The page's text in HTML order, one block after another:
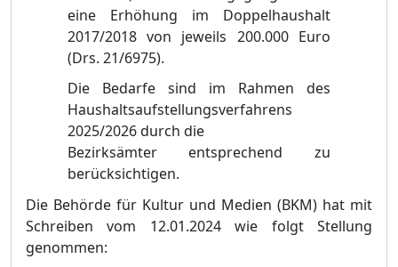
eine Erhöhung im Doppelhaushalt
2017/2018 von jeweils 200.000Euro
(Drs. 21/6975).
Die Bedarfe sind im Rahmen des
Haushaltsaufstellungsverfahrens
2025/2026 durch die
Bezirksämter entsprechend zu
berücksichtigen.
Die Behörde für Kultur und Medien (BKM) hat mit
Schreiben vom 12.01.2024 wie folgt Stellung
genommen: